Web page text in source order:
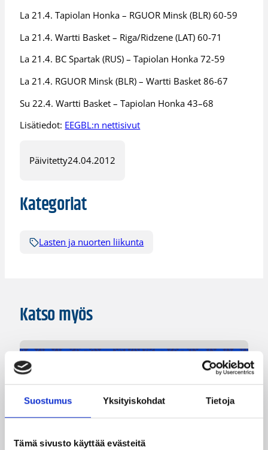
Suostumus Yksityiskohdat Tietoja
Tämä sivusto käyttää evästeitä
La 21.4. Tapiolan Honka – RGUOR Minsk (BLR) 60-59
La 21.4. Wartti Basket – Riga/Ridzene (LAT) 60-71
La 21.4. BC Spartak (RUS) – Tapiolan Honka 72-59
La 21.4. RGUOR Minsk (BLR) – Wartti Basket 86-67
Su 22.4. Wartti Basket – Tapiolan Honka 43–68
Lisätiedot: EEGBL:n nettisivut
Päivitetty24.04.2012
Kategoriat
Lasten ja nuorten liikunta
Katso myös